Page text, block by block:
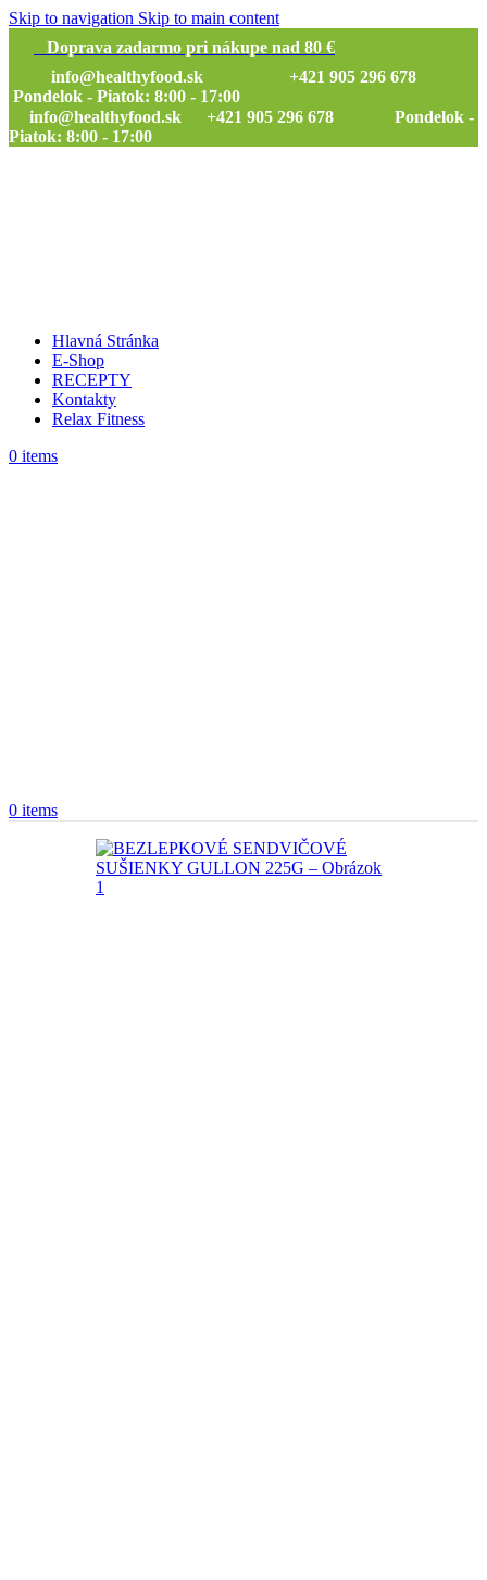
Skip to navigation Skip to main content
Doprava zadarmo pri nákupe nad 80 €
info@healthyfood.sk
+421 905 296 678
Pondelok - Piatok: 8:00 - 17:00
info@healthyfood.sk
+421 905 296 678 Pondelok -
Piatok: 8:00 - 17:00
Hlavná Stránka
E-Shop
RECEPTY
Kontakty
Relax Fitness
0 items
0 items